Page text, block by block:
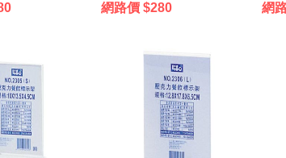
網路價 $280 網